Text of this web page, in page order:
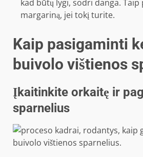
kad būtų lygi, sodri danga.
margariną, jei tokį turite.
Kaip pasigaminti
buivolo vištienos
Įkaitinkite orkaitę ir
sparnelius